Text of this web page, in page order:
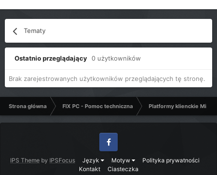
Tematy
Ostatnio przeglądający 0 użytkowników
Brak zarejestrowanych użytkowników przeglądających tę stronę.
Strona główna FIX PC - Pomoc techniczna Platformy klienckie
IPS Theme by IPSFocus Język Motyw
Polityka prywatności
Kontakt
Ciasteczka
Facebook